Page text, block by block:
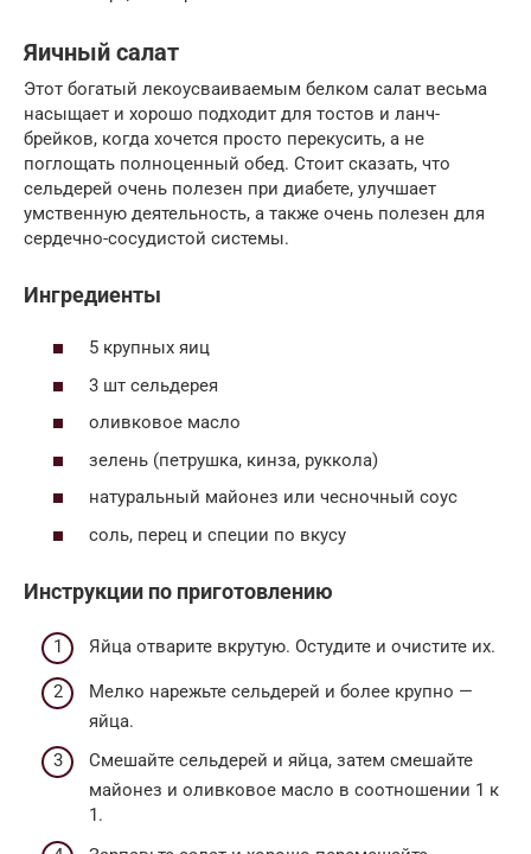
Яичный салат
Этот богатый лекоусваиваемым белком салат весьма
насыщает и хорошо подходит для тостов и ланч-
брейков, когда хочется просто перекусить, а не
поглощать полноценный обед. Стоит сказать, что
сельдерей очень полезен при диабете, улучшает
умственную деятельность, а также очень полезен для
сердечно-сосудистой системы.
Ингредиенты
5 крупных яиц
3 шт сельдерея
оливковое масло
зелень (петрушка, кинза, руккола)
натуральный майонез или чесночный соус
соль, перец и специи по вкусу
Инструкции по приготовлению
Яйца отварите вкрутую. Остудите и очистите их.
Мелко нарежьте сельдерей и более крупно —
яйца.
Смешайте сельдерей и яйца, затем смешайте
майонез и оливковое масло в соотношении 1 к
1.